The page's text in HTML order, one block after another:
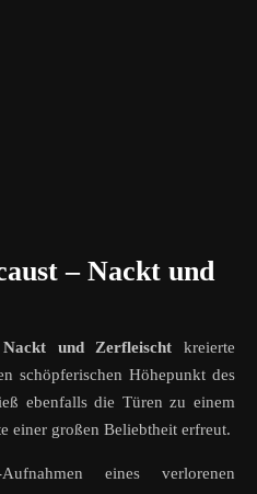
–Nackt und
Nackt und Zerfleischt kreierte
schöpferischen Höhepunkt des
ebenfalls die Türen zu einem
einer großen Beliebtheit erfreut.
eines verlorenen